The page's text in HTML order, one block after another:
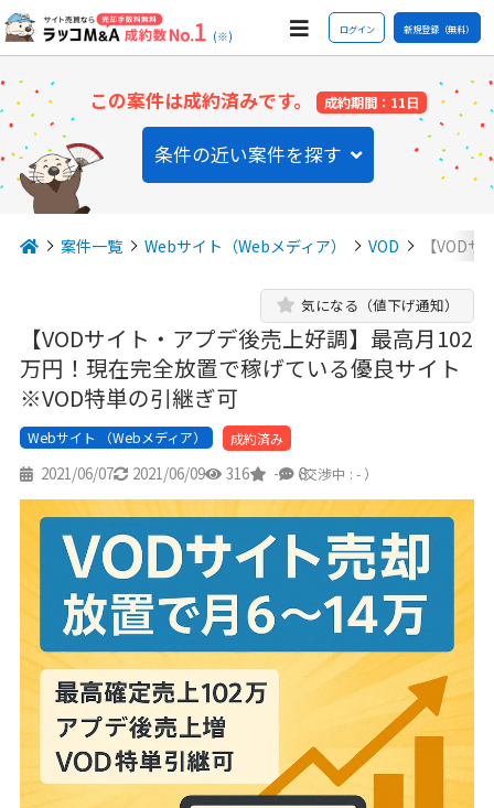
(※) ログイン 新規登録（無料）
この案件は成約済みです。 成約期間：11日
条件の近い案件を探す
案件一覧 Webサイト（Webメディア） VOD 【VOD
【VODサイト・アプデ後売上好調】最高月102
万円！現在完全放置で稼げている優良サイト
※VOD特単の引継ぎ可
気になる（値下げ通知）
Webサイト （Webメディア） 成約済み
2021/06/07 2021/06/09 316 - 8
（交渉中 : - ）